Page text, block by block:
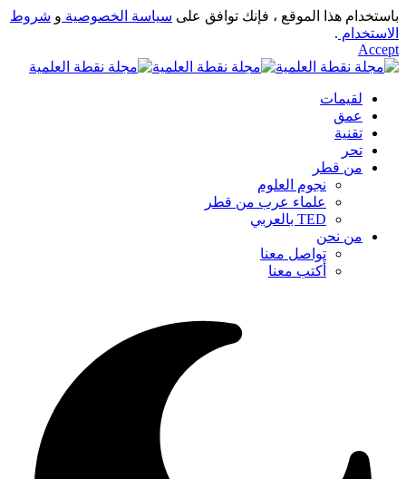
باستخدام هذا الموقع ، فإنك توافق على سياسة الخصوصية و شروط
الاستخدام .
Accept
لقيمات
عمق
تقنية
تحر
من قطر
نجوم العلوم
علماء عرب من قطر
TED بالعربي
من نحن
تواصل معنا
أكتب معنا